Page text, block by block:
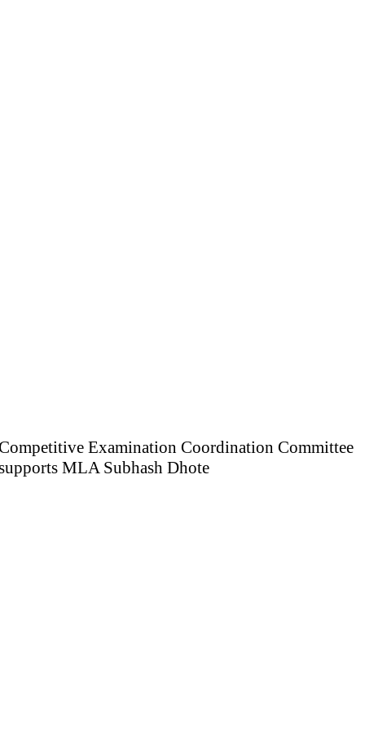
Examination Coordination Committee
MLA Subhash Dhote